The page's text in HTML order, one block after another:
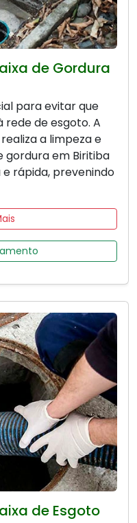
de Gordura
para evitar que
rede de esgoto. A
a limpeza e
gordura em Biritiba
rápida, prevenindo
de Esgoto